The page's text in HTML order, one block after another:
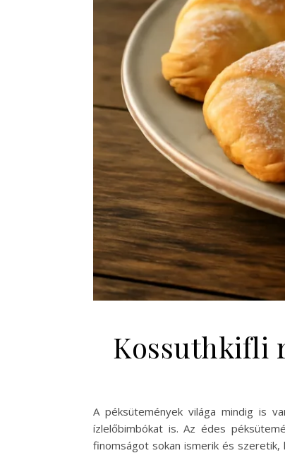
Kossuthkifli
A péksütemények világa mindig is
ízlelőbimbókat is. Az édes
finomságot sokan ismerik és